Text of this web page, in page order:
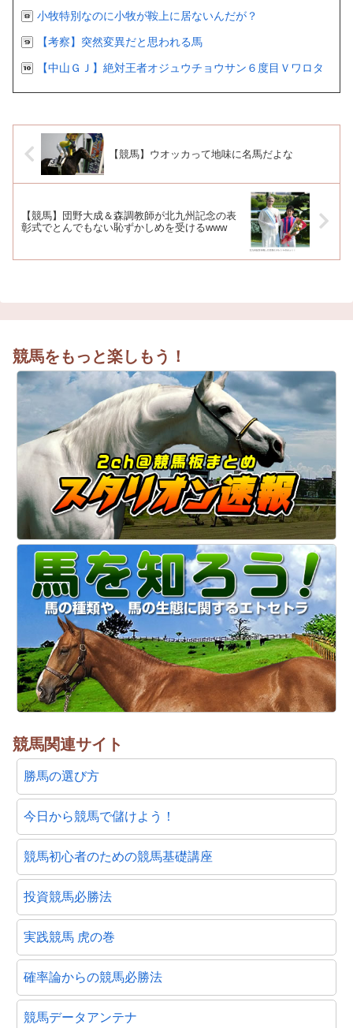
小牧特別なのに小牧が鞍上に居ないんだが？
【考察】突然変異だと思われる馬
【中山ＧＪ】絶対王者オジュウチョウサン６度目Ｖワロタ
【競馬】ウオッカって地味に名馬だよな
【競馬】団野大成＆森調教師が北九州記念の表
彰式でとんでもない恥ずかしめを受けるwww
競馬をもっと楽しもう！
競馬関連サイト
勝馬の選び方
今日から競馬で儲けよう！
競馬初心者のための競馬基礎講座
投資競馬必勝法
実践競馬 虎の巻
確率論からの競馬必勝法
競馬データアンテナ